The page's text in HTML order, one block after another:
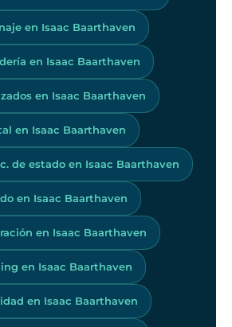
en Isaac Baarthaven
en Isaac Baarthaven
en Isaac Baarthaven
en Isaac Baarthaven
de estado en Isaac Baarthaven
en Isaac Baarthaven
en Isaac Baarthaven
en Isaac Baarthaven
en Isaac Baarthaven